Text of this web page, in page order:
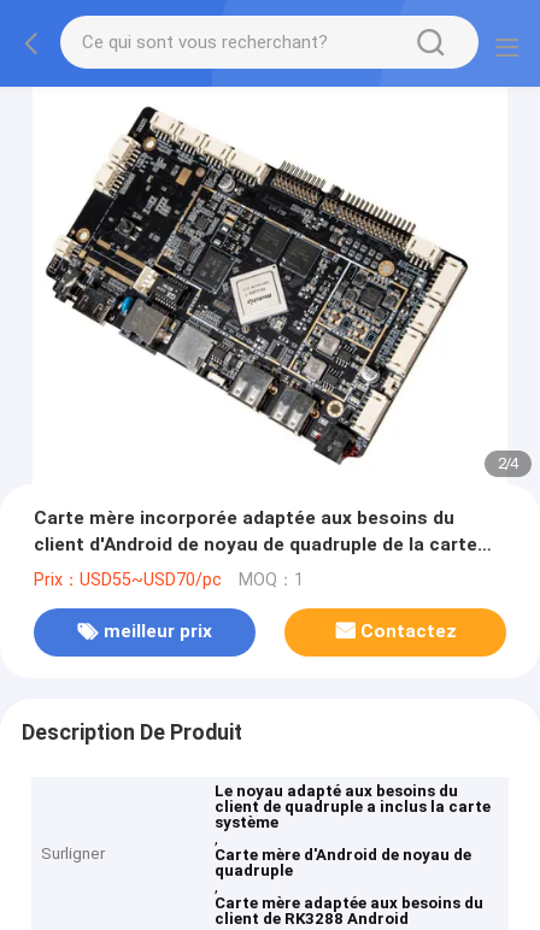
2/4
Carte mère incorporée adaptée aux besoins du
client d'Android de noyau de quadruple de la carte
système RK3288 1.8ghz
Prix：USD55~USD70/pc MOQ：1
meilleur prix Contactez
Description De Produit
Surligner
Le noyau adapté aux besoins du
client de quadruple a inclus la carte
système
,
Carte mère d'Android de noyau de
quadruple
,
Carte mère adaptée aux besoins du
client de RK3288 Android